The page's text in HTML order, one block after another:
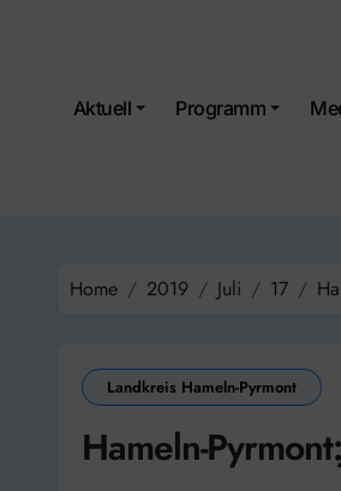
Aktuell Programm
Home 2019 Juli 17
Landkreis Hameln-Pyrmont
Hameln-